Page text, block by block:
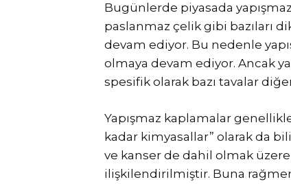
Bugünlerde piyasada
paslanmaz çelik gibi bazıları
devam ediyor. Bu nedenle
olmaya devam ediyor. Ancak
spesifik olarak bazı tavalar
Yapışmaz kaplamalar
kadar kimyasallar” olarak da
ve kanser de dahil olmak üzere
ilişkilendirilmiştir. Buna